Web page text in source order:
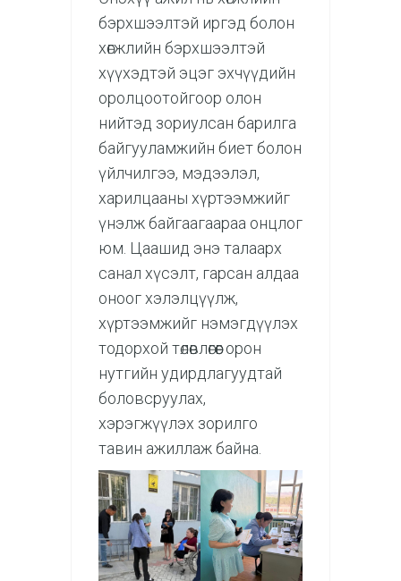
бэрхшээлтэй иргэд болон
хөгжлийн бэрхшээлтэй
хүүхэдтэй эцэг эхчүүдийн
оролцоотойгоор олон
нийтэд зориулсан барилга
байгууламжийн биет болон
үйлчилгээ, мэдээлэл,
харилцааны хүртээмжийг
үнэлж байгаагаараа онцлог
юм. Цаашид энэ талаарх
санал хүсэлт, гарсан алдаа
оноог хэлэлцүүлж,
хүртээмжийг нэмэгдүүлэх
тодорхой төлөвлөгөөг орон
нутгийн удирдлагуудтай
боловсруулах,
хэрэгжүүлэх зорилго
тавин ажиллаж байна.